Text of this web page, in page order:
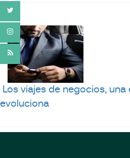
Los viajes de negocios,
evoluciona